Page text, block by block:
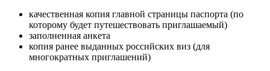
качественная копия главной страницы паспорта (по
которому будет путешествовать приглашаемый)
заполненная анкета
копия ранее выданных российских виз (для
многократных приглашений)